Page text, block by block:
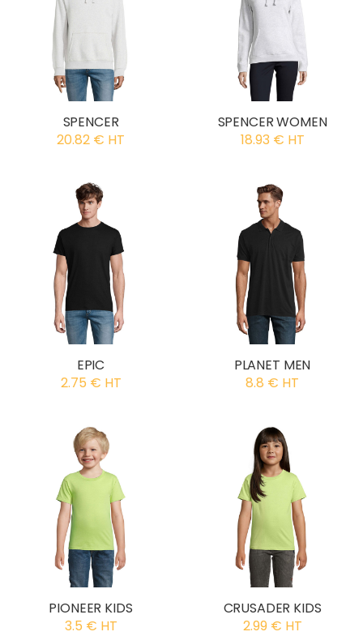
SPENCER
20.82 € HT
SPENCER WOMEN
18.93 € HT
EPIC
2.75 € HT
PLANET MEN
8.8 € HT
PIONEER KIDS
3.5 € HT
CRUSADER KIDS
2.99 € HT